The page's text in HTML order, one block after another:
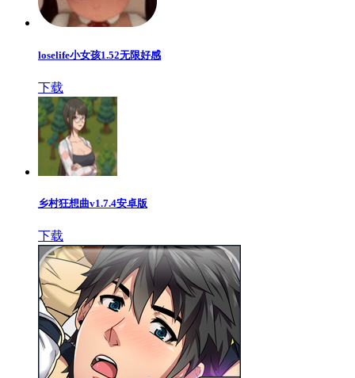
loselife小女孩1.52无限好感
下载
乡村狂想曲v1.7.4安卓版
下载